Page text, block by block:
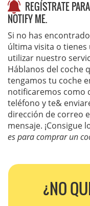
REGÍSTRATE
NOTIFY ME.
Si no has
última visita o tienes
utilizar nuestro
Háblanos del coche
tengamos tu coche
notificaremos como
teléfono y te&
dirección de correo
mensaje. ¡Consigue
es para comprar un
¿NO